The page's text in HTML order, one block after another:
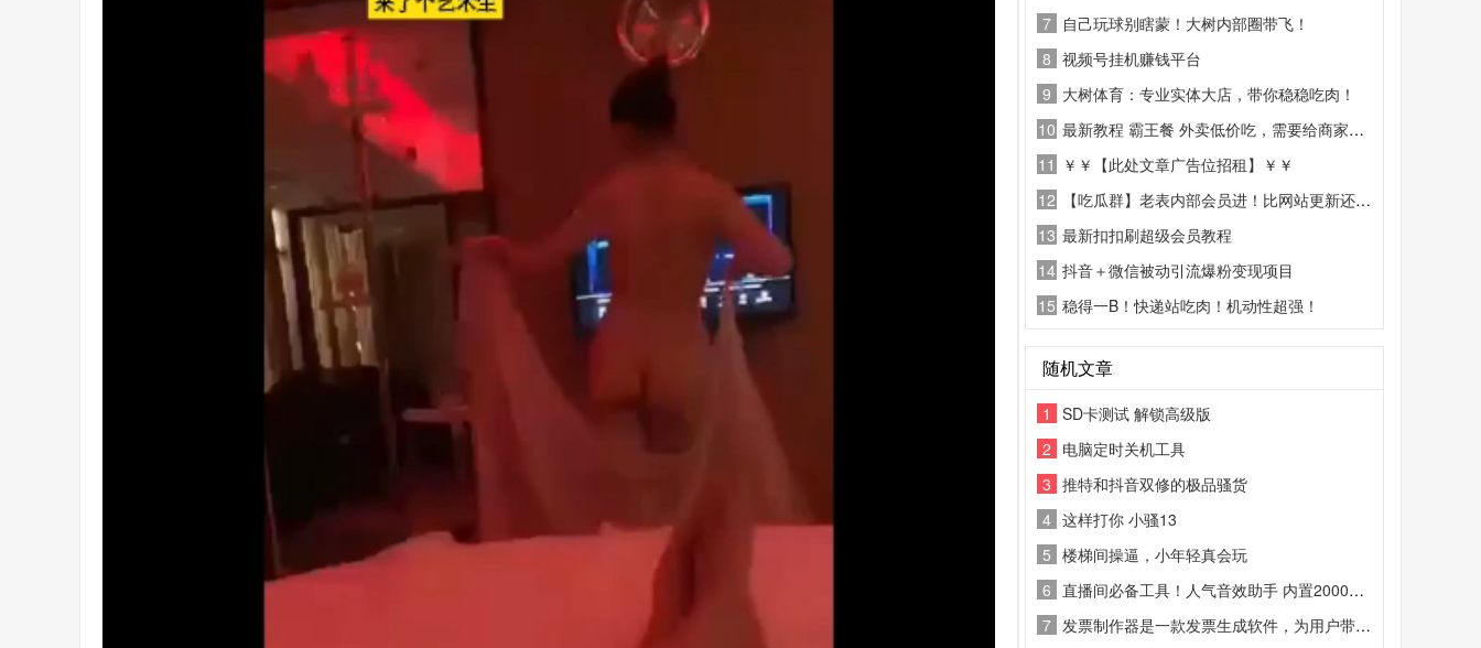
7 自己玩球别瞎蒙！大树内部圈带飞！
8 视频号挂机赚钱平台
9 大树体育：专业实体大店，带你稳稳吃肉！
10 最新教程 霸王餐 外卖低价吃，需要给商家好评
11 ￥￥【此处文章广告位招租】￥￥
12
【吃瓜群】老表内部会员进！比网站更新还精彩！
13 最新扣扣刷超级会员教程
14 抖音＋微信被动引流爆粉变现项目
15 稳得一B！快递站吃肉！机动性超强！
随机文章
1
SD卡测试 解锁高级版
2 电脑定时关机工具
3 推特和抖音双修的极品骚货
4 这样打你 小骚13
5 楼梯间操逼，小年轻真会玩
6 直播间必备工具！人气音效助手 内置2000种常用直播场景音效
7 发票制作器是一款发票生成软件，为用户带来丰富的发票模板